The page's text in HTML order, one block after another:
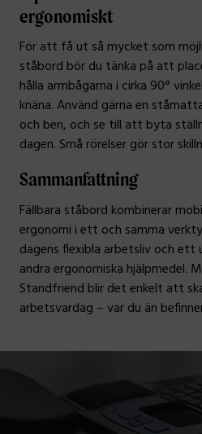
ergonomiskt
För att få ut så mycket som
ståbord bör du tänka på att
hålla armbågarna i cirka 90°
knäna. Använd gärna en
och ben, och se till att byta
dagen. Små rörelser gör stor
Sammanfattning
Fällbara ståbord kombinerar
ergonomi i ett och samma
dagens flexibla arbetsliv och
andra ergonomiska hjälpmedel.
Standfriend blir det enkelt att
arbetsvardag – var du än